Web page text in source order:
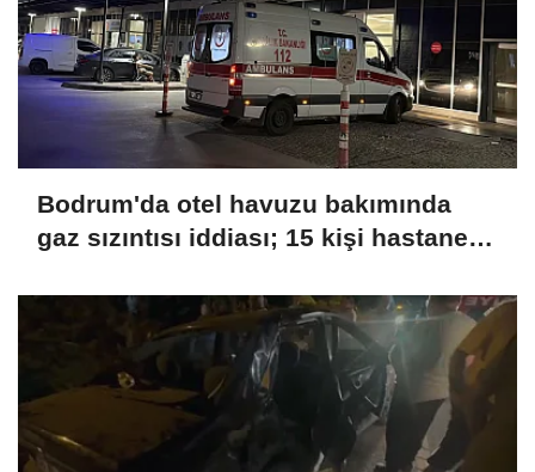
Bodrum'da otel havuzu bakımında
gaz sızıntısı iddiası; 15 kişi hastaneye